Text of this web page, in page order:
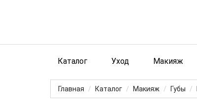
Каталог Уход Макияж
Главная Каталог Макияж Губы